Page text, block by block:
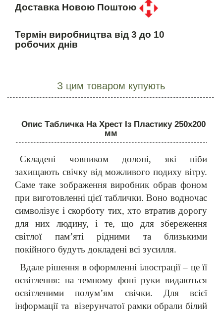
Доставка Новою Поштою
Термін виробництва від 3 до 10
робочих днів
З цим товаром купують
Опис Табличка На Хрест Із Пластику 250х200
мм
Складені човником долоні, які ніби
захищають свічку від можливого подиху вітру.
Саме таке зображення виробник обрав фоном
при виготовленні цієї таблички. Воно водночас
символізує і скорботу тих, хто втратив дорогу
для них людину, і те, що для збереження
світлої пам’яті рідними та близькими
покійного будуть докладені всі зусилля.
Вдале рішення в оформленні ілюстрації – це її
освітлення: на темному фоні руки видаються
освітленими полум’ям свічки. Для всієї
інформації та візерунчатої рамки обрали білий